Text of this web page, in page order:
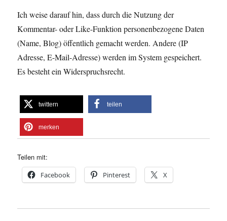
Ich weise darauf hin, dass durch die Nutzung der
Kommentar- oder Like-Funktion personenbezogene Daten
(Name, Blog) öffentlich gemacht werden. Andere (IP
Adresse, E-Mail-Adresse) werden im System gespeichert.
Es besteht ein Widerspruchsrecht.
twittern teilen
merken
Teilen mit:
Facebook Pinterest X